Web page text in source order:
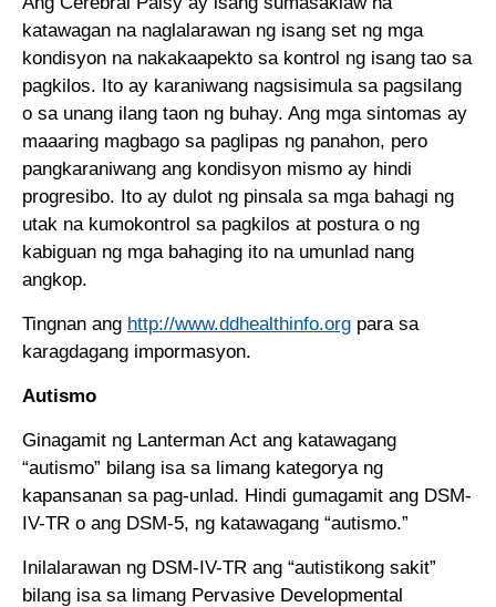
katawagan na naglalarawan ng isang set ng mga
kondisyon na nakakaapekto sa kontrol ng isang tao sa
pagkilos. Ito ay karaniwang nagsisimula sa pagsilang
o sa unang ilang taon ng buhay. Ang mga sintomas ay
maaaring magbago sa paglipas ng panahon, pero
pangkaraniwang ang kondisyon mismo ay hindi
progresibo. Ito ay dulot ng pinsala sa mga bahagi ng
utak na kumokontrol sa pagkilos at postura o ng
kabiguan ng mga bahaging ito na umunlad nang
angkop.
Tingnan ang http://www.ddhealthinfo.org para sa
karagdagang impormasyon.
Autismo
Ginagamit ng Lanterman Act ang katawagang
“autismo” bilang isa sa limang kategorya ng
kapansanan sa pag-unlad. Hindi gumagamit ang DSM-
IV-TR o ang DSM-5, ng katawagang “autismo.”
Inilalarawan ng DSM-IV-TR ang “autistikong sakit”
bilang isa sa limang Pervasive Developmental